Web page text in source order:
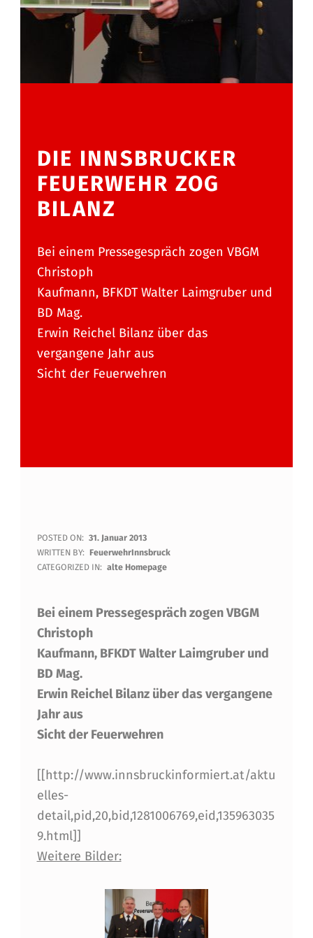
DIE INNSBRUCKER
FEUERWEHR ZOG
BILANZ
Bei einem Pressegespräch zogen VBGM
Christoph
Kaufmann, BFKDT Walter Laimgruber und
BD Mag.
Erwin Reichel Bilanz über das
vergangene Jahr aus
Sicht der Feuerwehren
D
I
I
N
N
S
B
R
U
C
K
E
R
POSTED ON: 31. Januar 2013
WRITTEN BY: FeuerwehrInnsbruck
CATEGORIZED IN: alte Homepage
Bei einem Pressegespräch zogen VBGM
Christoph
Kaufmann, BFKDT Walter Laimgruber und
BD Mag.
Erwin Reichel Bilanz über das vergangene
Jahr aus
Sicht der Feuerwehren
[[http://www.innsbruckinformiert.at/aktu
elles-
detail,pid,20,bid,1281006769,eid,135963035
9.html]]
Weitere Bilder: